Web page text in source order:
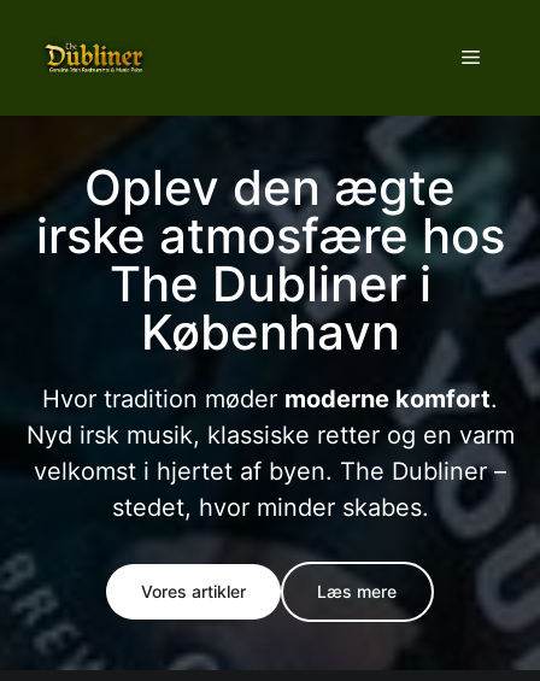
indhold
Menu
Oplev den ægte
irske atmosfære hos
The Dubliner i
København
Hvor tradition møder moderne komfort.
Nyd irsk musik, klassiske retter og en varm
velkomst i hjertet af byen. The Dubliner –
stedet, hvor minder skabes.
Vores artikler Læs mere